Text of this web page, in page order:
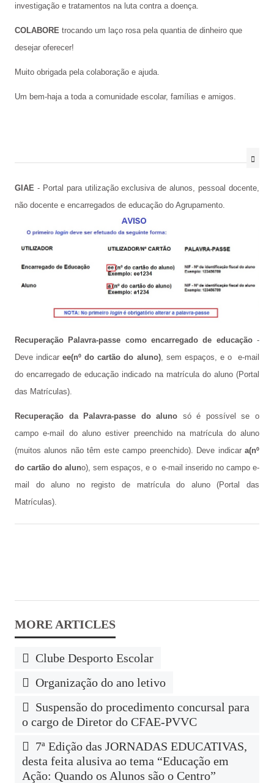
investigação e tratamentos na luta contra a doença.
COLABORE trocando um laço rosa pela quantia de dinheiro que
desejar oferecer!
Muito obrigada pela colaboração e ajuda.
Um bem-haja a toda a comunidade escolar, famílias e amigos.
GIAE - Portal para utilização exclusiva de alunos, pessoal docente,
não docente e encarregados de educação do Agrupamento.
Recuperação Palavra-passe como encarregado de educação-
Deve indicaree(nº do cartão do aluno), sem espaços, e o e-mail
do encarregado de educação indicado na matrícula do aluno (Portal
das Matrículas).
Recuperação da Palavra-passe do aluno só é possível se o
campo e-mail do aluno estiver preenchido na matrícula do aluno
(muitos alunos não têm este campo preenchido). Deve indicar a(nº
do cartão do aluno), sem espaços, e o e-mail inserido no campo e-
mail do aluno no registo de matrícula do aluno (Portal das
Matrículas).
Clube Desporto Escolar
Organização do ano letivo
Suspensão do procedimento concursal para
o cargo de Diretor do CFAE-PVVC
7ª Edição das JORNADAS EDUCATIVAS,
desta feita alusiva ao tema “Educação em
Ação: Quando os Alunos são o Centro”